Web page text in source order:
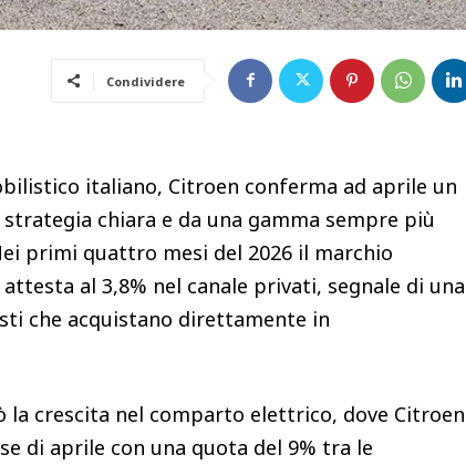
Condividere
italiano, Citroen conferma ad aprile un
chiara e da una gamma sempre più
primi quattro mesi del 2026 il marchio
al 3,8% nel canale privati, segnale di una
che acquistano direttamente in
crescita nel comparto elettrico, dove Citroen
di aprile con una quota del 9% tra le